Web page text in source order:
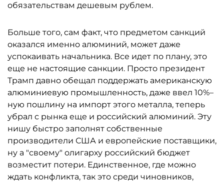
обязательствам дешевым рублем.
Больше того, сам факт, что предметом санкций
оказался именно алюминий, может даже
успокаивать начальника. Все идет по плану, это
еще не настоящие санкции. Просто президент
Трамп давно обещал поддержать американскую
алюминиевую промышленность, даже ввел 10%–
ную пошлину на импорт этого металла, теперь
убрал с рынка еще и российский алюминий. Эту
нишу быстро заполнят собственные
производители США и европейские поставщики,
ну а "своему" олигарху российский бюджет
возместит потери. Единственное, где можно
ждать конфликта, так это среди чиновников,